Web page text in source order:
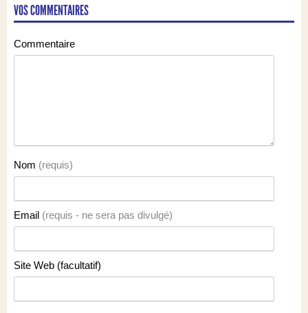
VOS COMMENTAIRES
Commentaire
Nom (requis)
Email (requis - ne sera pas divulgé)
Site Web (facultatif)